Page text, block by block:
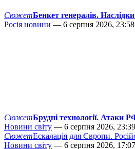
СюжетБенкет генералів.
Росія новини — 6 серпня 2026, 23:58
СюжетБрудні технології. Атаки
Новини світу — 6 серпня 2026, 23:39
СюжетЕскалація для Європи.
Новини світу — 6 серпня 2026, 17:07